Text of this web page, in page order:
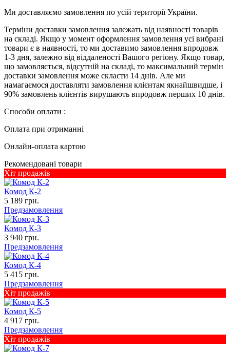
Ми доставляємо замовлення по усій території України.
Терміни доставки замовлення залежать від наявності товарів
на складі. Якщо у момент оформлення замовлення усі вибрані
товари є в наявності, то ми доставимо замовлення впродовж
1-3 дня, залежно від віддаленості Вашого регіону. Якщо товар,
що замовляється, відсутній на складі, то максимальний термін
доставки замовлення може скласти 14 днів. Але ми
намагаємося доставляти замовлення клієнтам якнайшвидше, і
90% замовлень клієнтів вирушають впродовж перших 10 днів.
Способи оплати :
Оплата при отриманні
Онлайн-оплата картою
Рекомендовані товари
Хіт продажів
Комод К-2
5 189 грн.
Предзамовлення
Комод К-3
3 940 грн.
Предзамовлення
Комод К-4
5 415 грн.
Предзамовлення
Хіт продажів
Комод К-5
4 917 грн.
Предзамовлення
Хіт продажів